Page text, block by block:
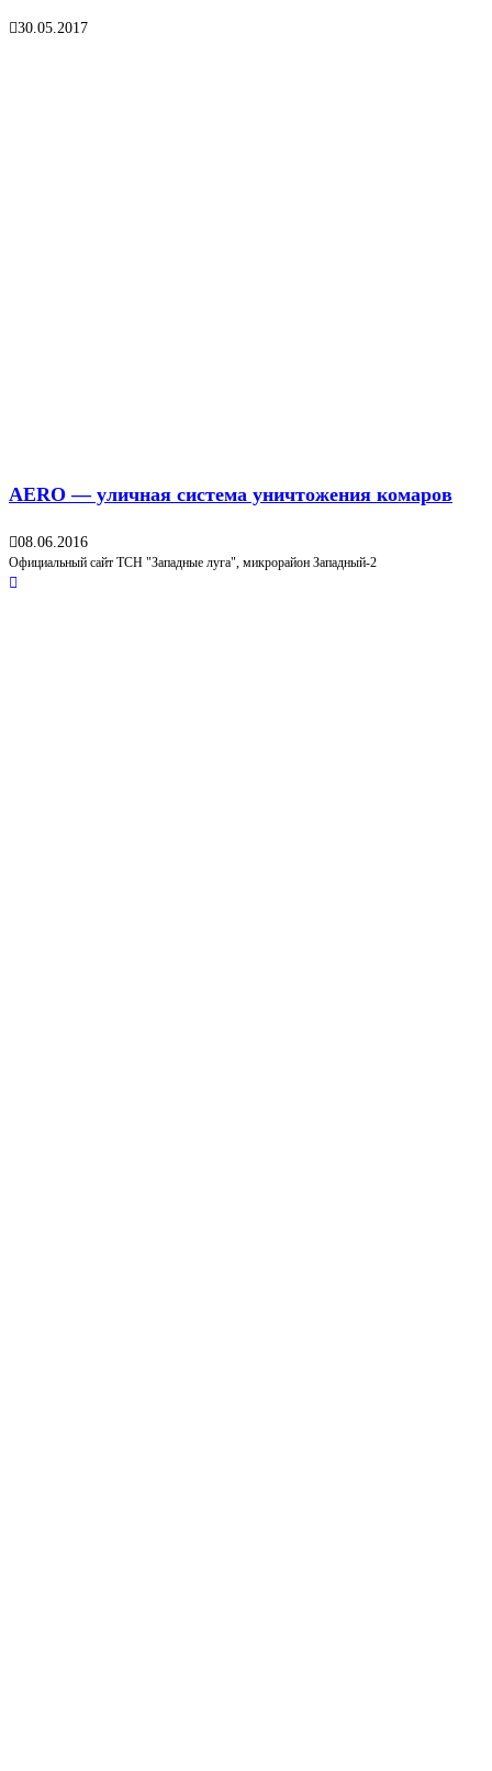
30.05.2017
AERO — уличная система уничтожения комаров
08.06.2016
Официальный сайт ТСН "Западные луга", микрорайон Западный-2